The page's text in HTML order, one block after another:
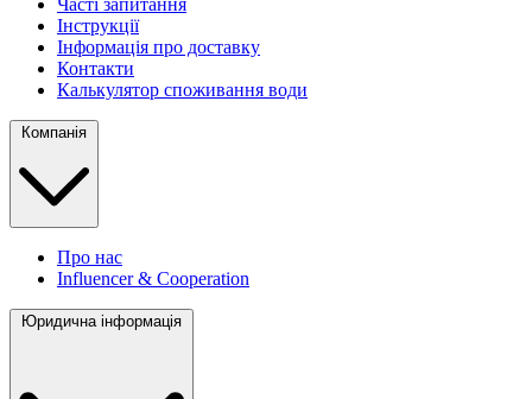
Часті запитання
Інструкції
Інформація про доставку
Контакти
Калькулятор споживання води
Компанія
Про нас
Influencer & Cooperation
Юридична інформація